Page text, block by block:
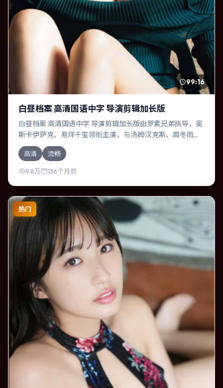
99:16
白昼档案 高清国语中字 导演剪辑加长版
白昼档案 高清国语中字 导演剪辑加长版由罗素兄弟执导，奥
斯卡·伊萨克、易烊千玺领衔主演，与汤姆·汉克斯、周冬雨等
共同演绎。本片为动漫类型，主要班底与取景来自印度。时
间循环困住主角，每一次醒来规则都在改变。影片整体气质
浓烈，节奏紧凑，人物动机清晰，适合喜欢强情节与细腻表
高清 流畅
9.8万 136个月前
热门